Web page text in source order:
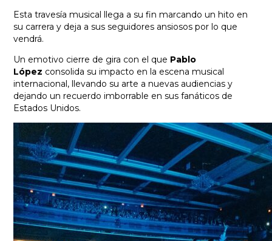
Esta travesía musical llega a su fin marcando un hito en
su carrera y deja a sus seguidores ansiosos por lo que
vendrá.
Un emotivo cierre de gira con el que Pablo
López consolida su impacto en la escena musical
internacional, llevando su arte a nuevas audiencias y
dejando un recuerdo imborrable en sus fanáticos de
Estados Unidos.